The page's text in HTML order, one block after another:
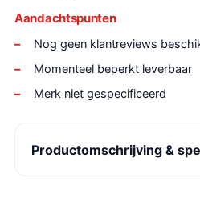
Aandachtspunten
Nog geen klantreviews
Momenteel beperkt leverbaar
Merk niet gespecificeerd
Productomschrijving &